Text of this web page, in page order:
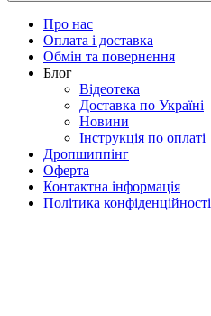
Про нас
Оплата і доставка
Обмін та повернення
Блог
Відеотека
Доставка по Україні
Новини
Інструкція по оплаті
Дропшиппінг
Оферта
Контактна інформація
Політика конфіденційності